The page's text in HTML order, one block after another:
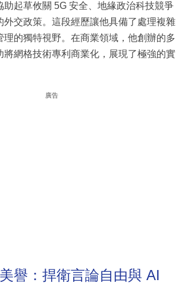
助起草攸關 5G 安全、地緣政治科技競爭
外交政策。這段經歷讓他具備了處理複雜
理的獨特視野。在商業領域，他創辦的多
將網格技術專利商業化，展現了極強的實
廣告
譽：捍衛言論自由與 AI